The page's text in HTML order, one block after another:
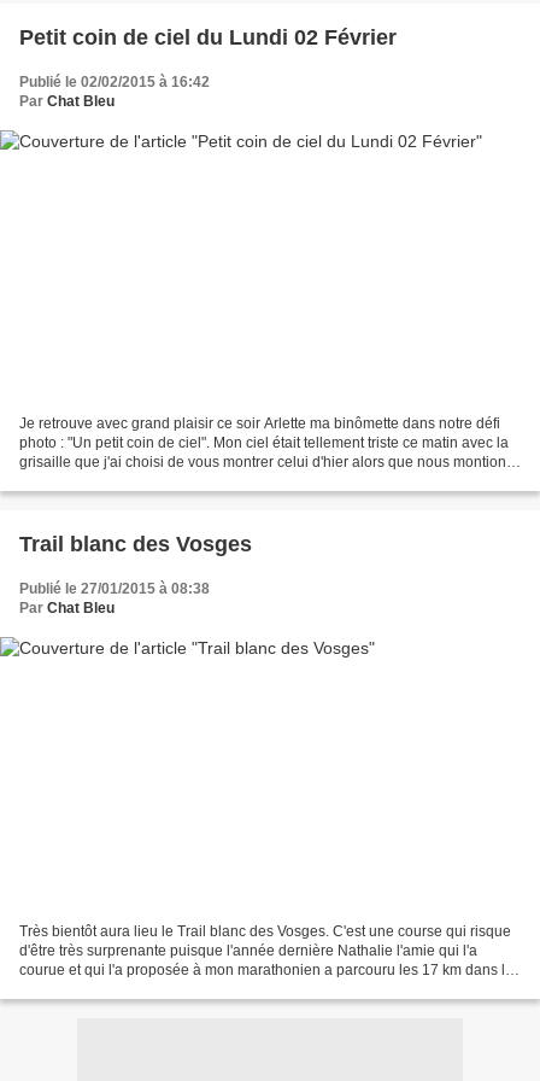
Petit coin de ciel du Lundi 02 Février
Publié le 02/02/2015 à 16:42
Par Chat Bleu
Je retrouve avec grand plaisir ce soir Arlette ma binômette dans notre défi
photo : "Un petit coin de ciel". Mon ciel était tellement triste ce matin avec la
grisaille que j'ai choisi de vous montrer celui d'hier alors que nous montions
Trail blanc des Vosges
Publié le 27/01/2015 à 08:38
Par Chat Bleu
Très bientôt aura lieu le Trail blanc des Vosges. C'est une course qui risque
d'être très surprenante puisque l'année dernière Nathalie l'amie qui l'a
courue et qui l'a proposée à mon marathonien a parcouru les 17 km dans la